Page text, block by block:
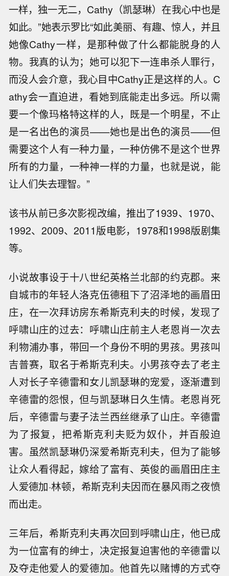
一样，独一无二，Cathy（凯瑟琳）在我心中也是
如此。”她表示罗比“如此美丽、有趣、惊人，并且
她像Cathy一样，是那种做了什么都能脱身的人
物。我真的认为；她可以犯下一连串杀人罪行，
而没人会介意，我心目中Cathy正是这样的人。C
athy会一直迫进，看她到底能走出多远。所以需
要一个像玛格特这样的人，既是一个明星，不止
是一名出色的演员——她也是出色的演员——但
需要这个人有一种力量，一种仿佛不是这个世界
所有的力量，一种神一样的力量，也就是说，能
让人们失去理智。”
该书从前已多次影视改编，推出了1939、1970、
1992、2009、2011版电影，1978和1998版剧集
等。
小说故事设于十八世纪英格兰北部的约克郡。来
自城市的年轻人洛克伍德租下了沼泽地的画眉田
庄，在一次拜访房东希斯克利夫的时候，发现了
呼啸山庄的过去：呼啸山庄前主人老恩肖一次去
利物浦办事，带回一个身份不明的男孩。男孩叫
吉普赛，取名于希斯克利夫。小男孩夺去了老主
人对长子辛德雷和女儿凯瑟琳的宠爱，逐渐遭到
辛德雷的怨恨，但与凯瑟琳日久生情。老恩肖死
后，辛德雷与妻子法兰西丝继承了山庄。辛德雷
为了报复，把希斯克利夫贬为奴仆，并百般迫
害。虽然凯瑟琳仍深爱希斯克利夫，但为了能够
让众人看得起，嫁给了富有、英俊的画眉田庄主
人爱德加·林顿，希斯克利夫因而在暴风雨之夜愤
而出走。
三年后，希斯克利夫再次回到呼啸山庄，他已成
为一位富有的绅士，决定报复迫害他的辛德雷以
及夺走他爱人的爱德加。他首先以赌博的方式夺